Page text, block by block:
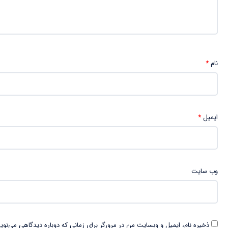
نام*
ایمیل*
وب‌ سایت
ذخیره نام، ایمیل و وبسایت من در مرورگر برای زمانی که دوباره دیدگاهی